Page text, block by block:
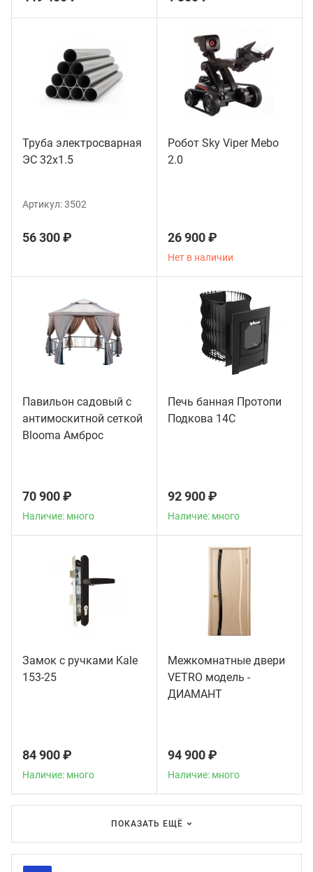
Труба электросварная
ЭС 32x1.5
Артикул:3502
56 300 ₽
Робот Sky Viper Mebo
2.0
26 900 ₽
Нет в наличии
Павильон садовый с
антимоскитной сеткой
Blooma Амброс
70 900 ₽
Наличие: много
Печь банная Протопи
Подкова 14С
92 900 ₽
Наличие: много
Замок с ручками Kale
153-25
84 900 ₽
Наличие: много
Межкомнатные двери
VETRO модель -
ДИАМАНТ
94 900 ₽
Наличие: много
ПОКАЗАТЬ ЕЩЁ